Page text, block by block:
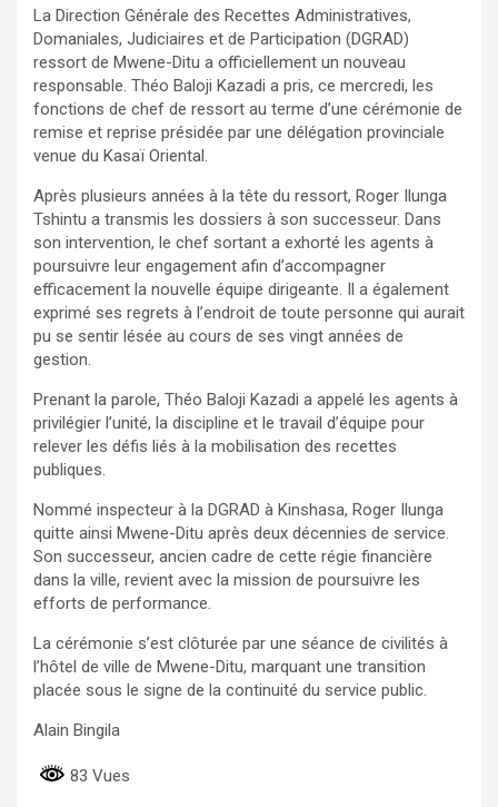
La Direction Générale des Recettes Administratives,
Domaniales, Judiciaires et de Participation (DGRAD)
ressort de Mwene-Ditu a officiellement un nouveau
responsable. Théo Baloji Kazadi a pris, ce mercredi, les
fonctions de chef de ressort au terme d’une cérémonie de
remise et reprise présidée par une délégation provinciale
venue du Kasaï Oriental.
Après plusieurs années à la tête du ressort, Roger Ilunga
Tshintu a transmis les dossiers à son successeur. Dans
son intervention, le chef sortant a exhorté les agents à
poursuivre leur engagement afin d’accompagner
efficacement la nouvelle équipe dirigeante. Il a également
exprimé ses regrets à l’endroit de toute personne qui aurait
pu se sentir lésée au cours de ses vingt années de
gestion.
Prenant la parole, Théo Baloji Kazadi a appelé les agents à
privilégier l’unité, la discipline et le travail d’équipe pour
relever les défis liés à la mobilisation des recettes
publiques.
Nommé inspecteur à la DGRAD à Kinshasa, Roger Ilunga
quitte ainsi Mwene-Ditu après deux décennies de service.
Son successeur, ancien cadre de cette régie financière
dans la ville, revient avec la mission de poursuivre les
efforts de performance.
La cérémonie s’est clôturée par une séance de civilités à
l’hôtel de ville de Mwene-Ditu, marquant une transition
placée sous le signe de la continuité du service public.
Alain Bingila
83 Vues